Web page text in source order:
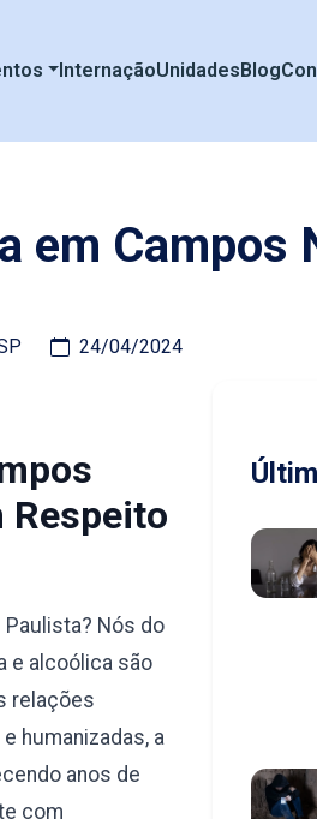
InternaçãoUnidadesBlog
em Campos
24/04/2024
Respeito
Nós do
e alcoólica são
relações
humanizadas, a
anos de
com